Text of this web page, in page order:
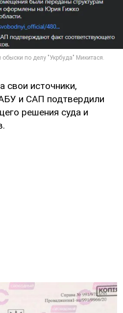
свои источники,
и САП подтвердили
решения суда и